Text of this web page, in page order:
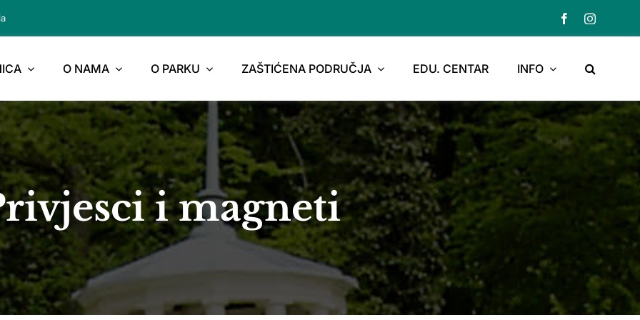
O NAMA O PARKU ZAŠTIĆENA PODRUČJA EDU. CENTAR INFO
i magneti